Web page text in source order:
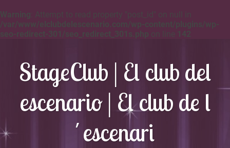
Warning : Attempt to read property "post_id" on null in
/var/www/elclubdelescenario.com/wp-content/plugins/wp-
seo-redirect-301/seo_redirect_301s.php on line 142
StageClub | El club del
escenario | El club de l
´escenari